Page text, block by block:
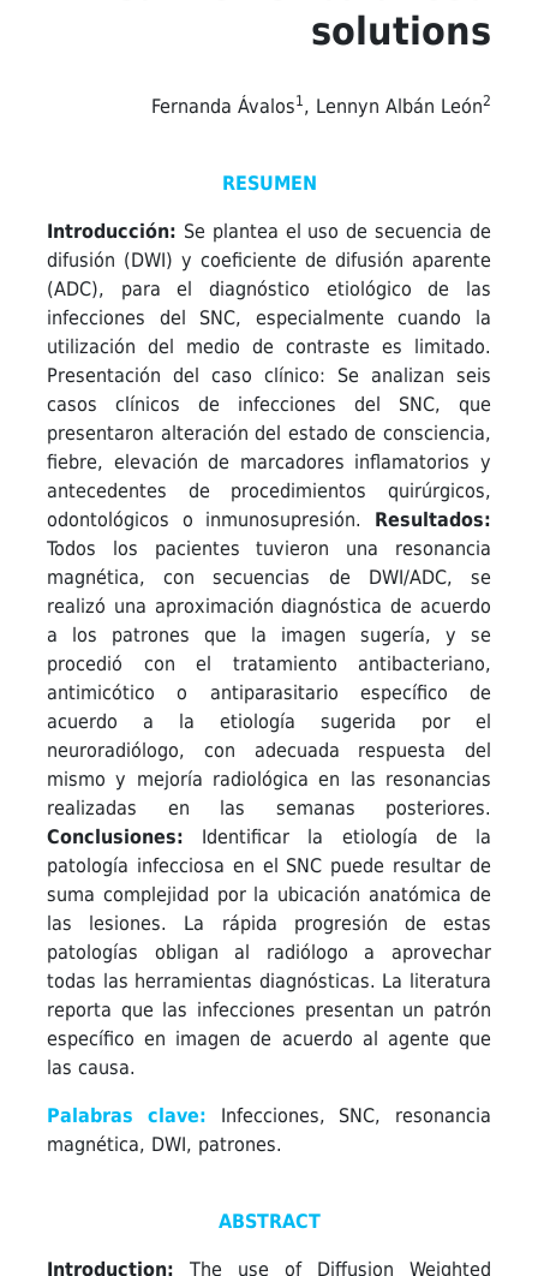
solutions
Fernanda Ávalos1, Lennyn Albán León2
RESUMEN
Introducción: Se plantea el uso de secuencia de
difusión (DWI) y coeficiente de difusión aparente
(ADC), para el diagnóstico etiológico de las
infecciones del SNC, especialmente cuando la
utilización del medio de contraste es limitado.
Presentación del caso clínico: Se analizan seis
casos clínicos de infecciones del SNC, que
presentaron alteración del estado de consciencia,
fiebre, elevación de marcadores inflamatorios y
antecedentes de procedimientos quirúrgicos,
odontológicos o inmunosupresión. Resultados:
Todos los pacientes tuvieron una resonancia
magnética, con secuencias de DWI/ADC, se
realizó una aproximación diagnóstica de acuerdo
a los patrones que la imagen sugería, y se
procedió con el tratamiento antibacteriano,
antimicótico o antiparasitario específico de
acuerdo a la etiología sugerida por el
neuroradiólogo, con adecuada respuesta del
mismo y mejoría radiológica en las resonancias
realizadas en las semanas posteriores.
Conclusiones: Identificar la etiología de la
patología infecciosa en el SNC puede resultar de
suma complejidad por la ubicación anatómica de
las lesiones. La rápida progresión de estas
patologías obligan al radiólogo a aprovechar
todas las herramientas diagnósticas. La literatura
reporta que las infecciones presentan un patrón
específico en imagen de acuerdo al agente que
las causa.
Palabras clave: Infecciones, SNC, resonancia
magnética, DWI, patrones.
ABSTRACT
Introduction: The use of Diffusion Weighted